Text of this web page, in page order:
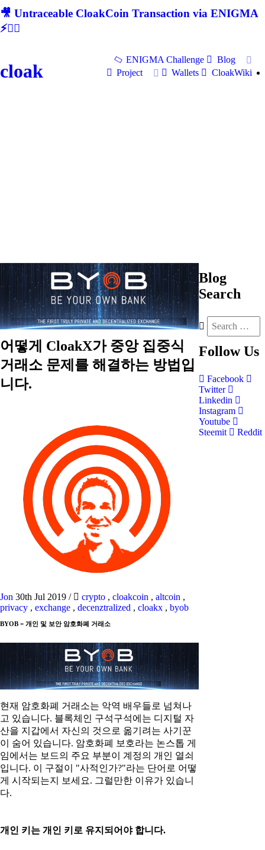
🎥 Untraceable CloakCoin Transaction via ENIGMA
⚡🕵‍♂
cloak
ENIGMA Challenge
Blog
Project
Wallets CloakWiki
어떻게 CloakX가 중앙 집중식
거래소 문제를 해결하는 방법입
니다.
Jon 30th Jul 2019 / crypto , cloakcoin , altcoin ,
privacy , exchange , decenztralized , cloakx , byob
BYOB = 개인 및 보안 암호화폐 거래소
현재 암호화폐 거래소는 악역 배우들로 넘쳐나
고 있습니다. 블록체인 구석구석에는 디지털 자
산을 지갑에서 자신의 것으로 옮기려는 사기꾼
이 숨어 있습니다. 암호화폐 보호라는 논스톱 게
임에서는 보드의 주요 부분이 계정의 개인 열쇠
입니다. 이 구절이 "사적인가?"라는 단어로 어떻
게 시작되는지 보세요. 그럴만한 이유가 있습니
다.
개인 키는 개인 키로 유지되어야 합니다.
Blog
Search
Follow Us
Facebook
Twitter
Linkedin
Instagram
Youtube
Steemit
Reddit